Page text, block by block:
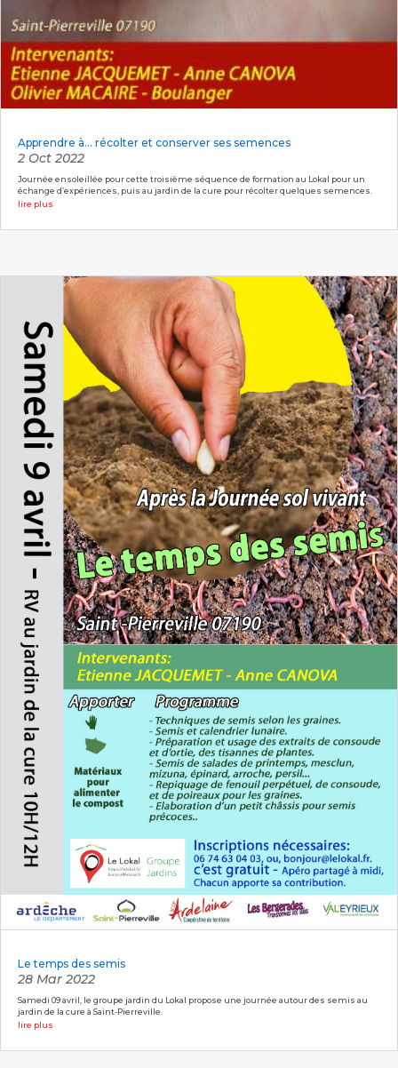
Apprendre à… récolter et conserver ses semences
2 Oct 2022
Journée ensoleillée pour cette troisième séquence de formation au Lokal pour un
échange d’expériences, puis au jardin de la cure pour récolter quelques semences.
lire plus
Le temps des semis
28 Mar 2022
Samedi 09 avril, le groupe jardin du Lokal propose une journée autour des semis au
jardin de la cure à Saint-Pierreville.
lire plus